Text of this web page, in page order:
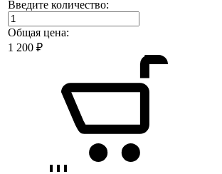
Введите количество:
Общая цена:
1 200 ₽